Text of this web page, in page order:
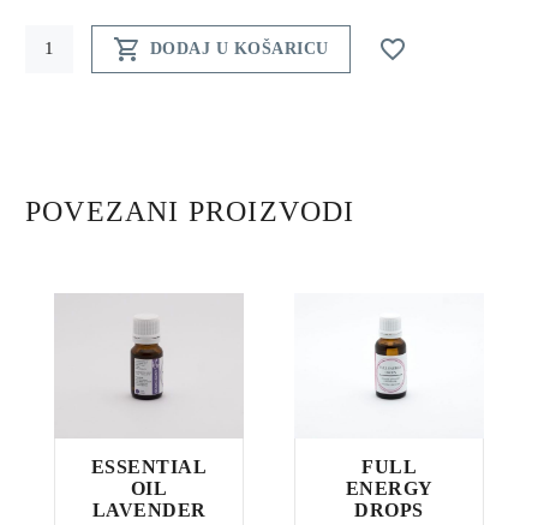
Mediterranean
 DODAJ U KOŠARICU 
POVEZANI PROIZVODI
ESSENTIAL
OIL
LAVENDER
FULL
ENERGY
DROPS